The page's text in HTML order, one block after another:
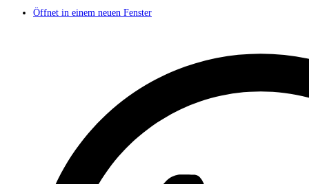
Öffnet in einem neuen Fenster